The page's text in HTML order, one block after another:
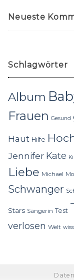
Neueste
Schlagwörter
Album
Frauen Gesund
Haut Hilfe
Jennifer Kate
Liebe Michael
Schwanger
Stars Sängerin Test
verlosen Welt